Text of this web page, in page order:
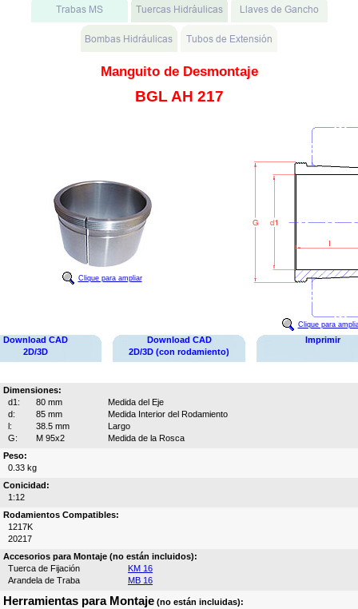
Manguito de Desmontaje
BGL AH 217
Clique para ampliar
Clique para
Download CAD
2D/3D
Download CAD
2D/3D (con rodamiento)
Imprimir
Dimensiones:
d1:
80 mm
Medida del Eje
d:
85 mm
Medida Interior del Rodamiento
l:
38.5 mm
Largo
G:
M 95x2
Medida de la Rosca
Peso:
0.33 kg
Conicidad:
1:12
Rodamientos Compatibles:
1217K
20217
Accesorios para Montaje (no están incluidos):
Tuerca de Fijación
KM 16
Arandela de Traba
MB 16
Herramientas para Montaje (no están incluidas):